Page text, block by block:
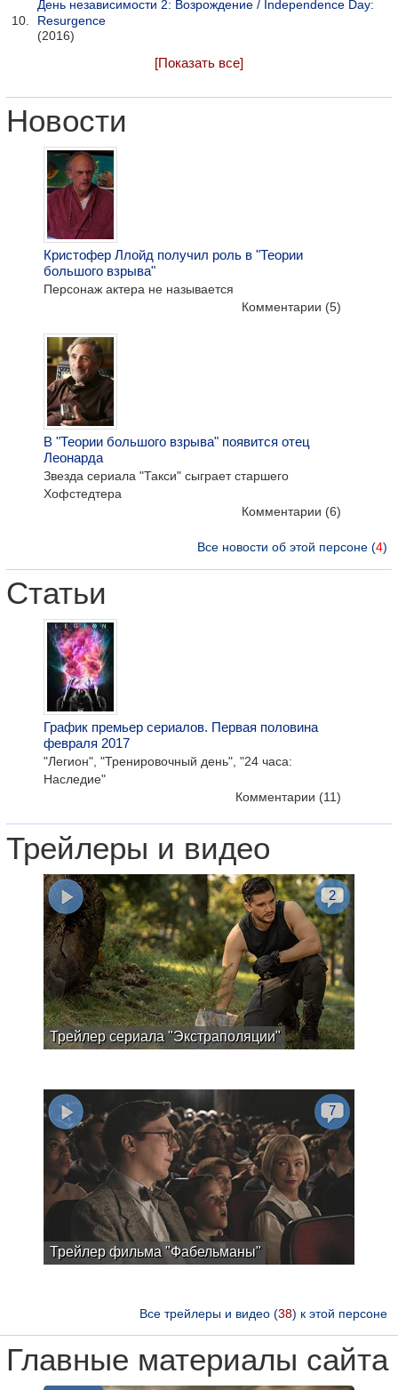
День независимости 2: Возрождение / Independence Day:
Resurgence
(2016)
[Показать все]
Новости
Кристофер Ллойд получил роль в "Теории
большого взрыва"
Персонаж актера не называется
Комментарии (5)
В "Теории большого взрыва" появится отец
Леонарда
Звезда сериала "Такси" сыграет старшего
Хофстедтера
Комментарии (6)
Все новости об этой персоне (4)
Статьи
График премьер сериалов. Первая половина
февраля 2017
"Легион", "Тренировочный день", "24 часа:
Наследие"
Комментарии (11)
Трейлеры и видео
Трейлер сериала "Экстраполяции"
2
Трейлер фильма "Фабельманы"
7
Все трейлеры и видео (38) к этой персоне
Главные материалы сайта